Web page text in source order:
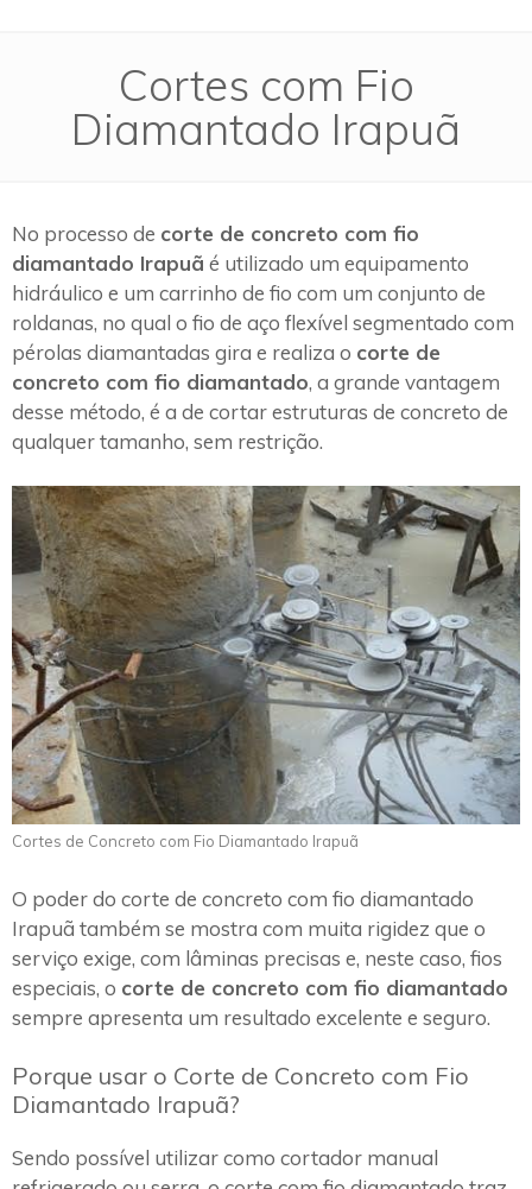
Cortes com Fio
Diamantado Irapuã
No processo de corte de concreto com fio
diamantado Irapuã é utilizado um equipamento
hidráulico e um carrinho de fio com um conjunto de
roldanas, no qual o fio de aço flexível segmentado com
pérolas diamantadas gira e realiza o corte de
concreto com fio diamantado, a grande vantagem
desse método, é a de cortar estruturas de concreto de
qualquer tamanho, sem restrição.
Cortes de Concreto com Fio Diamantado Irapuã
O poder do corte de concreto com fio diamantado
Irapuã também se mostra com muita rigidez que o
serviço exige, com lâminas precisas e, neste caso, fios
especiais, o corte de concreto com fio diamantado
sempre apresenta um resultado excelente e seguro.
Porque usar o Corte de Concreto com Fio
Diamantado Irapuã?
Sendo possível utilizar como cortador manual